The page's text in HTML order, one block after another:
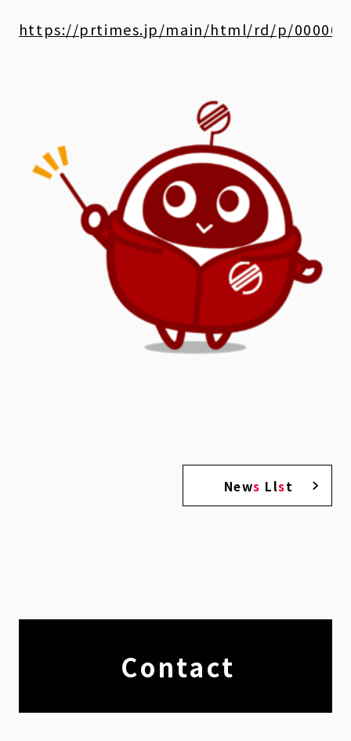
https://prtimes.jp/main/html/rd/p/
News Llst
Contact